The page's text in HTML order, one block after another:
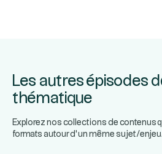
Les autres épisodes
thématique
Explorez nos collections de contenus
formats autour d’un même sujet/